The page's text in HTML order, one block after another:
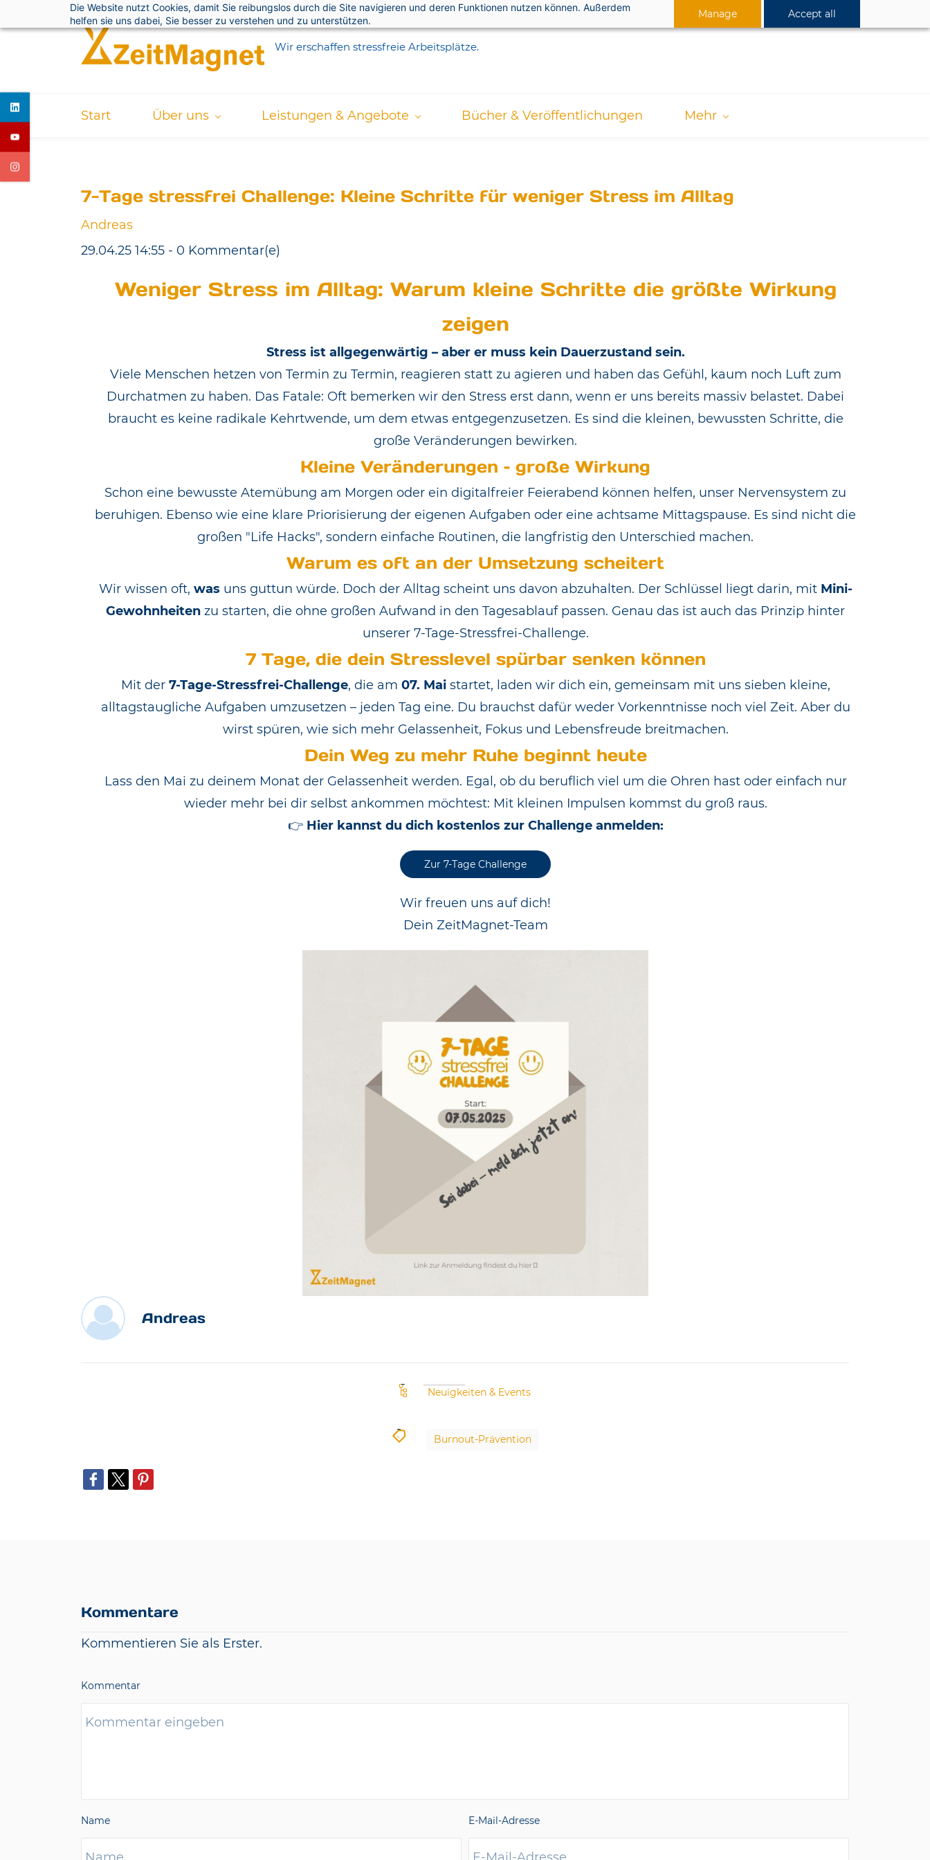
Die Website nutzt Cookies, damit Sie reibungslos durch die Site navigieren und deren Funktionen nutzen können. Außerdem
helfen sie uns dabei, Sie besser zu verstehen und zu unterstützen.
Manage Accept all
to
Wir erschaffen stressfreie Arbeitsplätze.
Start Über uns Leistungen & Angebote Bücher & Veröffentlichungen Mehr
7-Tage stressfrei Challenge: Kleine Schritte für weniger Stress im Alltag
Andreas
29.04.25 14:55 - 0 Kommentar(e)
Weniger Stress im Alltag: Warum kleine Schritte die größte Wirkung
zeigen
Stress ist allgegenwärtig – aber er muss kein Dauerzustand sein.
Viele Menschen hetzen von Termin zu Termin, reagieren statt zu agieren und haben das Gefühl, kaum noch Luft zum
Durchatmen zu haben. Das Fatale: Oft bemerken wir den Stress erst dann, wenn er uns bereits massiv belastet. Dabei
braucht es keine radikale Kehrtwende, um dem etwas entgegenzusetzen. Es sind die kleinen, bewussten Schritte, die
große Veränderungen bewirken.
Kleine Veränderungen – große Wirkung
Schon eine bewusste Atemübung am Morgen oder ein digitalfreier Feierabend können helfen, unser Nervensystem zu
beruhigen. Ebenso wie eine klare Priorisierung der eigenen Aufgaben oder eine achtsame Mittagspause. Es sind nicht die
großen "Life Hacks", sondern einfache Routinen, die langfristig den Unterschied machen.
Warum es oft an der Umsetzung scheitert
Wir wissen oft, was uns guttun würde. Doch der Alltag scheint uns davon abzuhalten. Der Schlüssel liegt darin, mit Mini-
Gewohnheiten zu starten, die ohne großen Aufwand in den Tagesablauf passen. Genau das ist auch das Prinzip hinter
unserer 7-Tage-Stressfrei-Challenge.
7 Tage, die dein Stresslevel spürbar senken können
Mit der 7-Tage-Stressfrei-Challenge, die am 07. Maistartet, laden wir dich ein, gemeinsam mit uns sieben kleine,
alltagstaugliche Aufgaben umzusetzen – jeden Tag eine. Du brauchst dafür weder Vorkenntnisse noch viel Zeit. Aber du
wirst spüren, wie sich mehr Gelassenheit, Fokus und Lebensfreude breitmachen.
Dein Weg zu mehr Ruhe beginnt heute
Lass den Mai zu deinem Monat der Gelassenheit werden. Egal, ob du beruflich viel um die Ohren hast oder einfach nur
wieder mehr bei dir selbst ankommen möchtest: Mit kleinen Impulsen kommst du groß raus.
👉 Hier kannst du dich kostenlos zur Challenge anmelden:
Zur 7-Tage Challenge
Wir freuen uns auf dich!
Dein ZeitMagnet-Team
Andreas
Neuigkeiten & Events
Burnout-Prävention
Kommentare
Kommentieren Sie als Erster.
Kommentar
Name E-Mail-Adresse